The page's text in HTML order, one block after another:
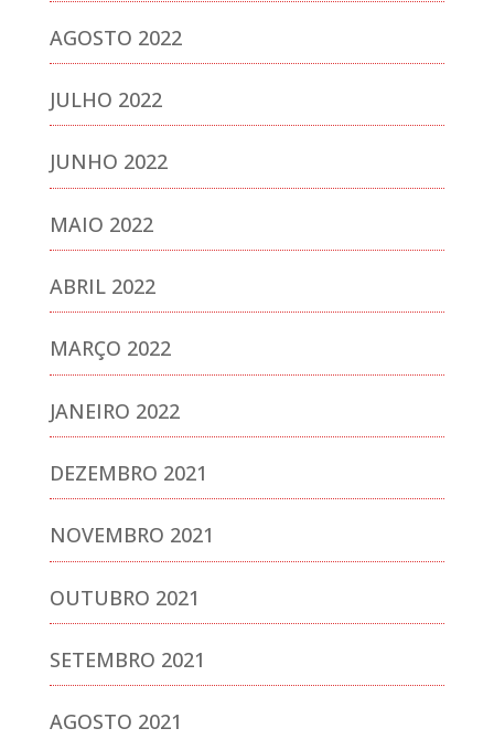
AGOSTO 2022
JULHO 2022
JUNHO 2022
MAIO 2022
ABRIL 2022
MARÇO 2022
JANEIRO 2022
DEZEMBRO 2021
NOVEMBRO 2021
OUTUBRO 2021
SETEMBRO 2021
AGOSTO 2021